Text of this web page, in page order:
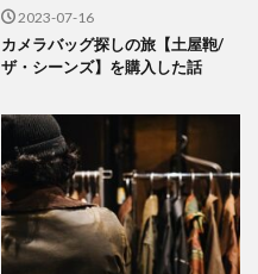
2023-07-16
カメラバッグ探しの旅【土屋鞄/
ザ・シーンズ】を購入した話